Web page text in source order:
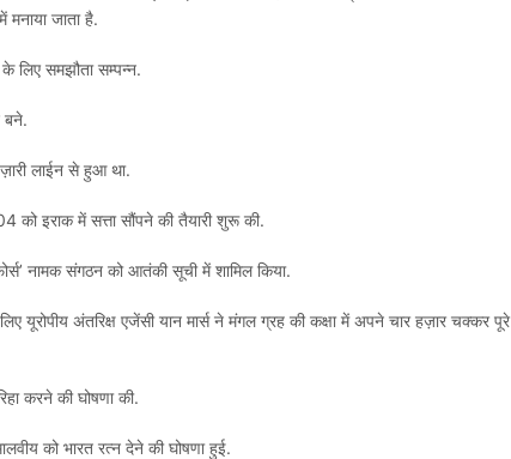
जाता है.
लिए समझौता सम्पन्न.
बने.
लाईन से हुआ था.
को इराक में सत्ता सौंपने की तैयारी शुरू की.
नामक संगठन को आतंकी सूची में शामिल किया.
यूरोपीय अंतरिक्ष एजेंसी यान मार्स ने मंगल ग्रह की कक्षा में अपने चार हज़ार चक्कर पूरे
करने की घोषणा की.
को भारत रत्न देने की घोषणा हुई.